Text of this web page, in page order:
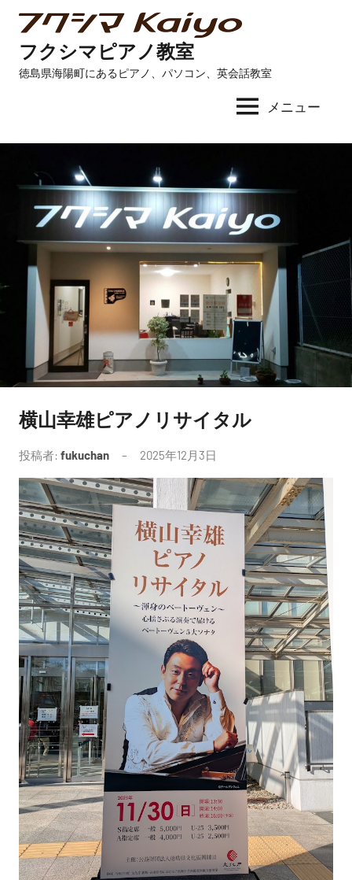
ス
フクシマピアノ教室
徳島県海陽町にあるピアノ、パソコン、英会話教室
メニュー
未
類
横山幸雄ピアノリサイタル
投稿者: fukuchan 2025年12月3日
メ
ト
は
り
ま